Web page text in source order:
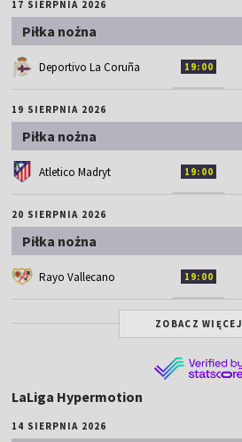
17 SIERPNIA 2026
Piłka nożna
Deportivo La Coruña 19:00
19 SIERPNIA 2026
Piłka nożna
Atletico Madryt 19:00
20 SIERPNIA 2026
Piłka nożna
Rayo Vallecano 19:00
ZOBACZ WIĘCEJ
LaLiga Hypermotion
14 SIERPNIA 2026